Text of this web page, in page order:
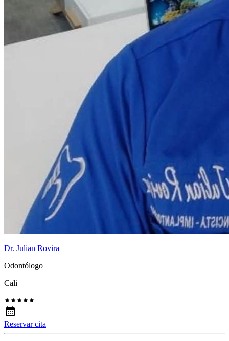
Dr. Julian Rovira
Odontólogo
Cali
Reservar cita